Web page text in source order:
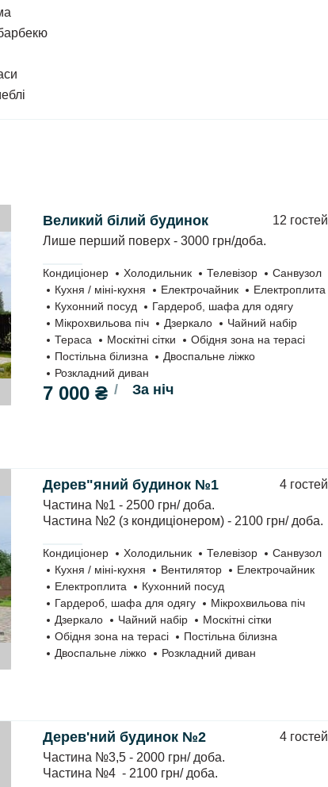
кухню та санвузол. В номері є двоспальне
Великий білий будинок
12 гостей
Лише перший поверх - 3000 грн/доба.
Кондиціонер Холодильник Телевізор
Санвузол
Кухня / міні-кухня
Електрочайник
Електроплита
Кухонний посуд
Гардероб, шафа для одягу
Мікрохвильова піч
Дзеркало
Чайний набір
Тераса
Москітні сітки
Обідня зона на терасі
Постільна білизна
Двоспальне ліжко
Розкладний диван
7 000 ₴ За ніч
Дерев"яний будинок №1
4 гостей
Частина №1 - 2500 грн/ доба.
Частина №2 (з кондиціонером) - 2100 грн/ доба.
Кондиціонер Холодильник Телевізор
Санвузол
Кухня / міні-кухня
Вентилятор
Електрочайник
Електроплита
Кухонний посуд
Гардероб, шафа для одягу
Мікрохвильова піч
Дзеркало
Чайний набір
Москітні сітки
Обідня зона на терасі
Постільна білизна
Двоспальне ліжко
Розкладний диван
Дерев'ний будинок №2
4 гостей
Частина №3,5 - 2000 грн/ доба.
Частина №4 - 2100 грн/ доба.